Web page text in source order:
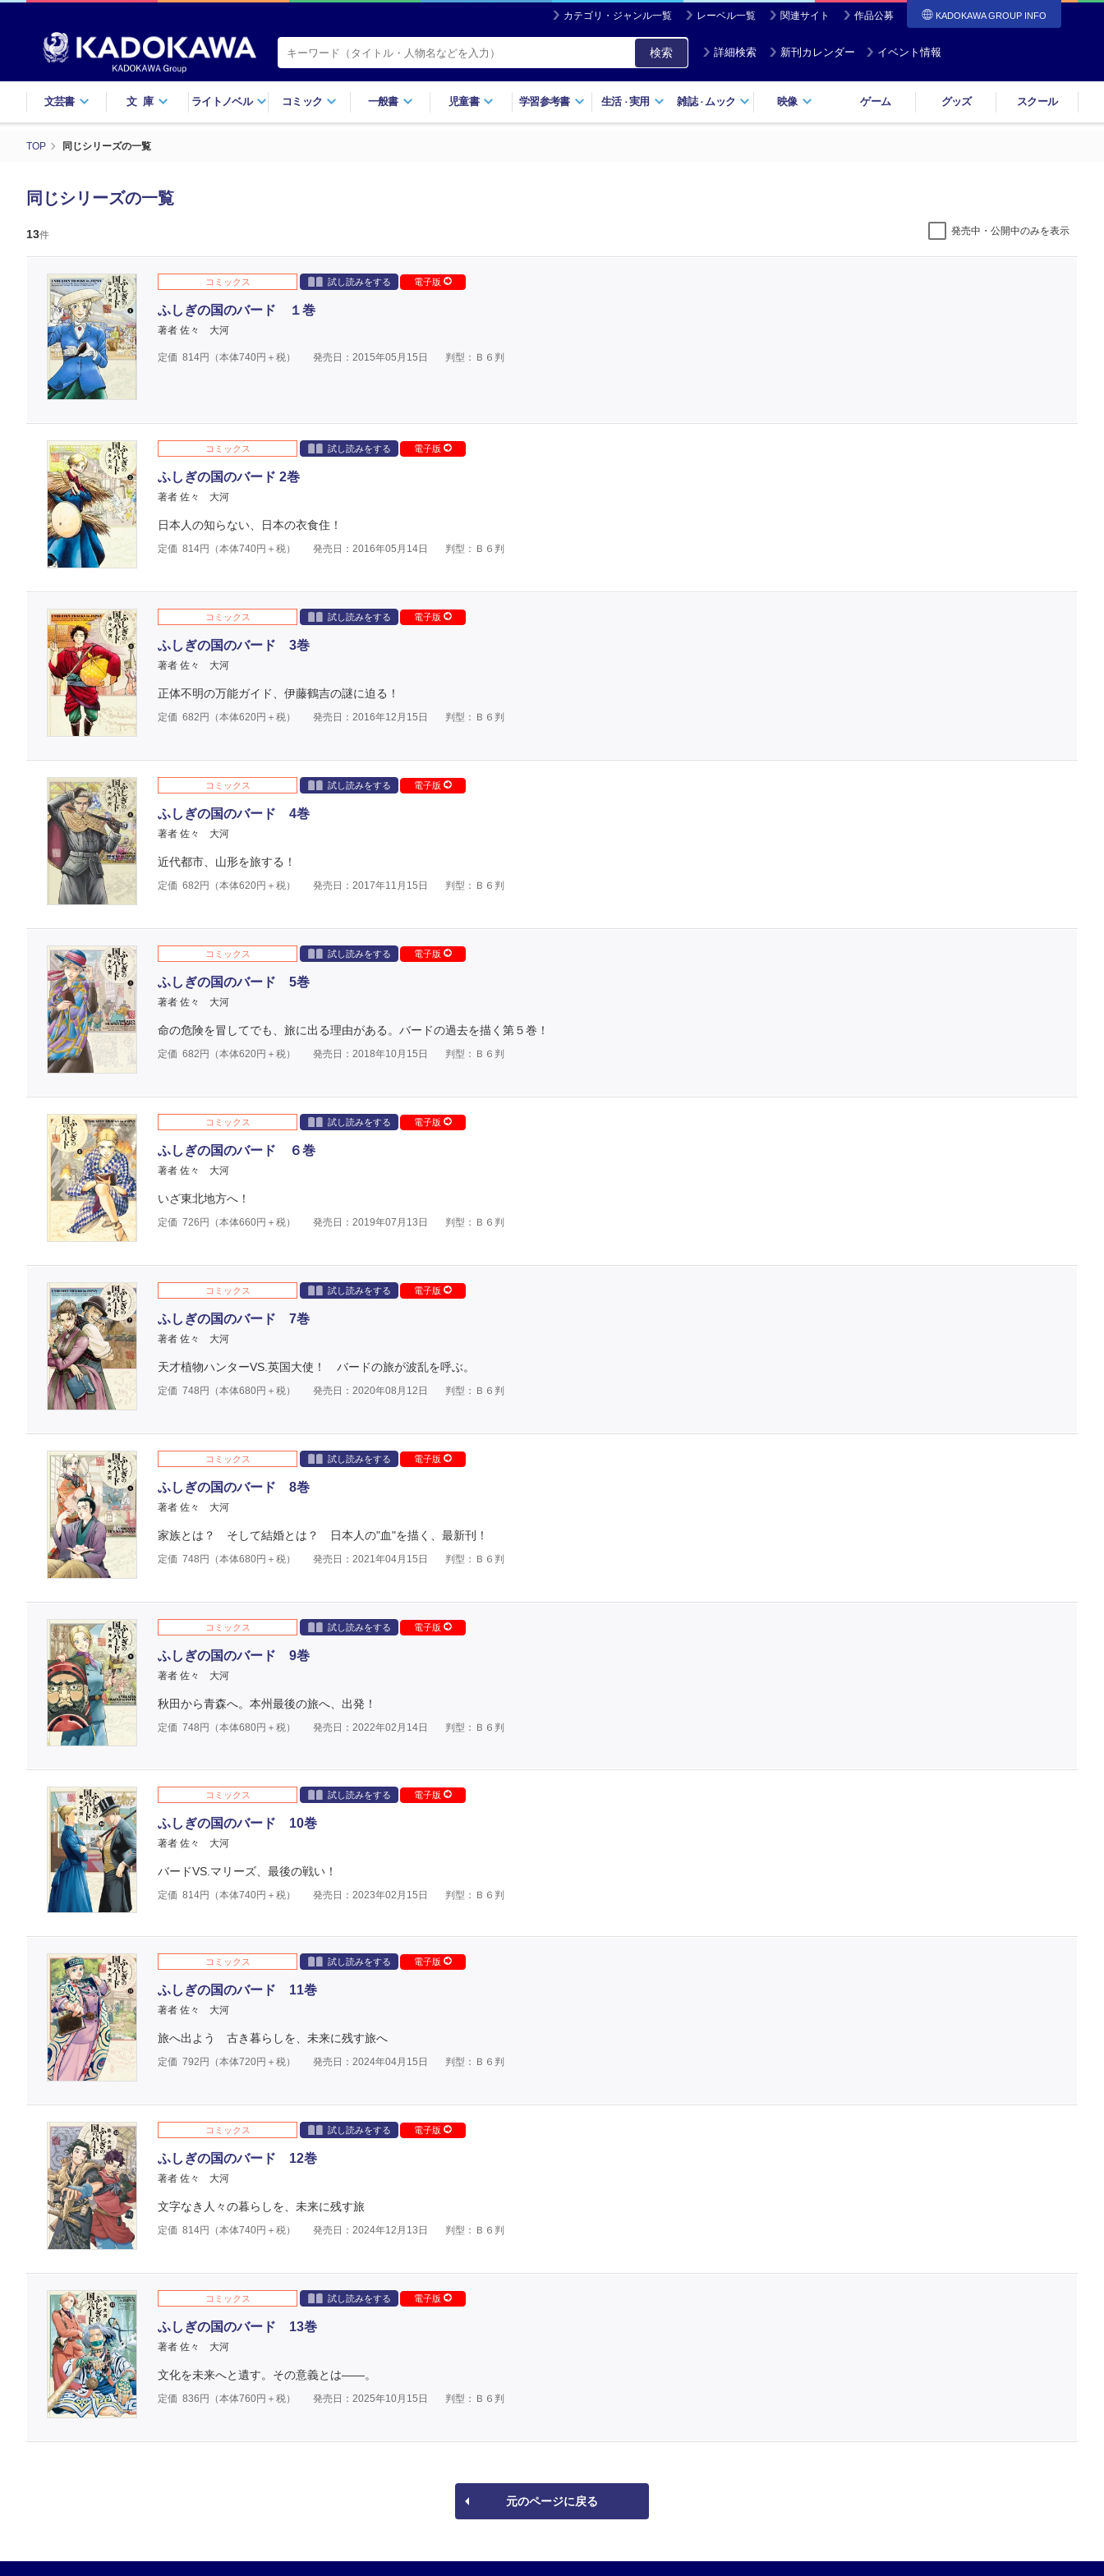
カテゴリ・ジャンル一覧 レーベル一覧 関連サイト 作品公募 KADOKAWA GROUP INFO
検索 詳細検索 新刊カレンダー イベント情報
文芸書 文庫 ライトノベル コミック 一般書 児童書 学習参考書 生活・実用 雑誌・ ムック 映像 ゲーム グッズ スクール
TOP 同じシリーズの一覧
同じシリーズの一覧
13件 発売中・公開中のみを表示
コミックス 試し読みをする 電子版
ふしぎの国のバード １巻
著者 佐々 大河
定価 814円（本体740円＋税） 発売日：2015年05月15日 判型：Ｂ６判
コミックス 試し読みをする 電子版
ふしぎの国のバード 2巻
著者 佐々 大河
日本人の知らない、日本の衣食住！
定価 814円（本体740円＋税） 発売日：2016年05月14日 判型：Ｂ６判
コミックス 試し読みをする 電子版
ふしぎの国のバード 3巻
著者 佐々 大河
正体不明の万能ガイド、伊藤鶴吉の謎に迫る！
定価 682 円（本体620円＋税） 発売日：2016年12月15日 判型：Ｂ６判
コミックス 試し読みをする 電子版
ふしぎの国のバード 4巻
著者 佐々 大河
近代都市、山形を旅する！
定価 682 円（本体620円＋税） 発売日：2017年11月15日 判型：Ｂ６判
コミックス 試し読みをする 電子版
ふしぎの国のバード 5巻
著者 佐々 大河
命の危険を冒してでも、旅に出る理由がある。バードの過去を描く第５巻！
定価 682 円（本体620円＋税） 発売日：2018年10月15日 判型：Ｂ６判
コミックス 試し読みをする 電子版
ふしぎの国のバード ６巻
著者 佐々 大河
いざ東北地方へ！
定価 726 円（本体660円＋税） 発売日：2019年07月13日 判型：Ｂ６判
コミックス 試し読みをする 電子版
ふしぎの国のバード 7巻
著者 佐々 大河
天才植物ハンターVS.英国大使！ バードの旅が波乱を呼ぶ。
定価 748 円（本体680円＋税） 発売日：2020年08月12日 判型：Ｂ６判
コミックス 試し読みをする 電子版
ふしぎの国のバード 8巻
著者 佐々 大河
家族とは？ そして結婚とは？ 日本人の"血"を描く、最新刊！
定価 748 円（本体680円＋税） 発売日：2021年04月15日 判型：Ｂ６判
コミックス 試し読みをする 電子版
ふしぎの国のバード 9巻
著者 佐々 大河
秋田から青森へ。本州最後の旅へ、出発！
定価 748 円（本体680円＋税） 発売日：2022年02月14日 判型：Ｂ６判
コミックス 試し読みをする 電子版
ふしぎの国のバード 10巻
著者 佐々 大河
バードVS.マリーズ、最後の戦い！
定価 814円（本体740円＋税） 発売日：2023年02月15日 判型：Ｂ６判
コミックス 試し読みをする 電子版
ふしぎの国のバード 11巻
著者 佐々 大河
旅へ出よう 古き暮らしを、未来に残す旅へ
定価 792 円（本体720円＋税） 発売日：2024年04月15日 判型：Ｂ６判
コミックス 試し読みをする 電子版
ふしぎの国のバード 12巻
著者 佐々 大河
文字なき人々の暮らしを、未来に残す旅
定価 814円（本体740円＋税） 発売日：2024年12月13日 判型：Ｂ６判
コミックス 試し読みをする 電子版
ふしぎの国のバード 13巻
著者 佐々 大河
文化を未来へと遺す。その意義とは――。
定価 836 円（本体760円＋税） 発売日：2025年10月15日 判型：Ｂ６判
元のページに戻る